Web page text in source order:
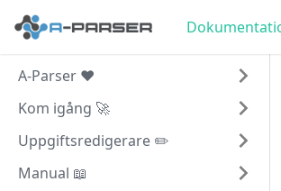
A-Parser ❤️
Kom igång 🚀
Uppgiftsredigerare ✏️
Manual 📖